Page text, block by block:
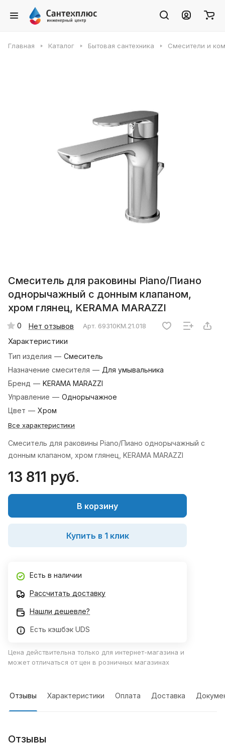
Главная Каталог Бытовая сантехника Смесители и
Смеситель для раковины Piano/Пиано
однорычажный с донным клапаном,
хром глянец, KERAMA MARAZZI
0 Нет отзывов Арт. 69310KM.21.018
Характеристики
Тип изделия — Смеситель
Назначение смесителя — Для умывальника
Бренд — KERAMA MARAZZI
Управление — Однорычажное
Цвет — Хром
Все характеристики
Смеситель для раковины Piano/Пиано однорычажный с
донным клапаном, хром глянец, KERAMA MARAZZI
13 811 руб.
В корзину
Купить в 1 клик
Есть в наличии
Рассчитать доставку
Нашли дешевле?
Есть кэшбэк UDS
Цена действительна только для интернет-магазина и
может отличаться от цен в розничных магазинах
Отзывы Характеристики Оплата Доставка
Отзывы